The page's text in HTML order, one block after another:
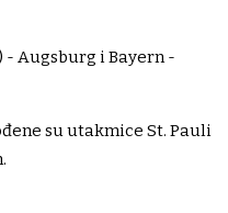
- Augsburg i Bayern -
su utakmice St. Pauli